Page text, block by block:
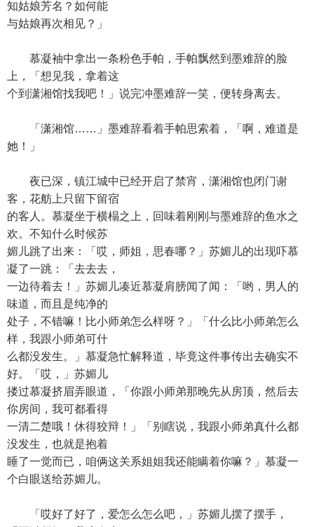
知姑娘芳名？如何能
与姑娘再次相见？」
慕凝袖中拿出一条粉色手帕，手帕飘然到墨难辞的脸
上，「想见我，拿着这
个到潇湘馆找我吧！」说完冲墨难辞一笑，便转身离去。
「潇湘馆……」墨难辞看着手帕思索着，「啊，难道是
她！」
夜已深，镇江城中已经开启了禁宵，潇湘馆也闭门谢
客，花舫上只留下留宿
的客人。慕凝坐于横榻之上，回味着刚刚与墨难辞的鱼水之
欢。不知什么时候苏
媚儿跳了出来：「哎，师姐，思春哪？」苏媚儿的出现吓慕
凝了一跳：「去去去，
一边待着去！」苏媚儿凑近慕凝肩膀闻了闻：「哟，男人的
味道，而且是纯净的
处子，不错嘛！比小师弟怎么样呀？」「什么比小师弟怎么
样，我跟小师弟可什
么都没发生。」慕凝急忙解释道，毕竟这件事传出去确实不
好。「哎，」苏媚儿
搂过慕凝挤眉弄眼道，「你跟小师弟那晚先从房顶，然后去
你房间，我可都看得
一清二楚哦！休得狡辩！」「别瞎说，我跟小师弟真什么都
没发生，也就是抱着
睡了一觉而已，咱俩这关系姐姐我还能瞒着你嘛？」慕凝一
个白眼送给苏媚儿。
「哎好了好了，爱怎么怎么吧，」苏媚儿摆了摆手，